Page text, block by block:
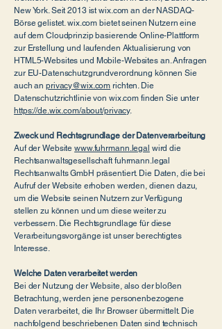
New York. Seit 2013 ist wix.com an der NASDAQ-
Börse gelistet. wix.com bietet seinen Nutzern eine
auf dem Cloudprinzip basierende Online-Plattform
zur Erstellung und laufenden Aktualisierung von
HTML5-Websites und Mobile-Websites an. Anfragen
zur EU-Datenschutzgrundverordnung können Sie
auch anprivacy@wix.com richten. Die
Datenschutzrichtlinie von wix.com finden Sie unter
https://de.wix.com/about/privacy.
Zweck und Rechtsgrundlage der Datenverarbeitung
Auf der Websitewww.fuhrmann.legal wird die
Rechtsanwaltsgesellschaft fuhrmann.legal
Rechtsanwalts GmbH präsentiert. Die Daten, die bei
Aufruf der Website erhoben werden, dienen dazu,
um die Website seinen Nutzern zur Verfügung
stellen zu können und um diese weiter zu
verbessern. Die Rechtsgrundlage für diese
Verarbeitungsvorgänge ist unser berechtigtes
Interesse.
Welche Daten verarbeitet werden
Bei der Nutzung der Website, also der bloßen
Betrachtung, werden jene personenbezogene
Daten verarbeitet, die Ihr Browser übermittelt. Die
nachfolgend beschriebenen Daten sind technisch